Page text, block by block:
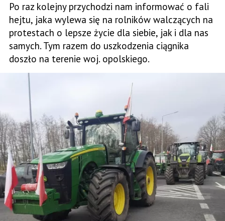
Po raz kolejny przychodzi nam informować o fali
hejtu, jaka wylewa się na rolników walczących na
protestach o lepsze życie dla siebie, jak i dla nas
samych. Tym razem do uszkodzenia ciągnika
doszło na terenie woj. opolskiego.